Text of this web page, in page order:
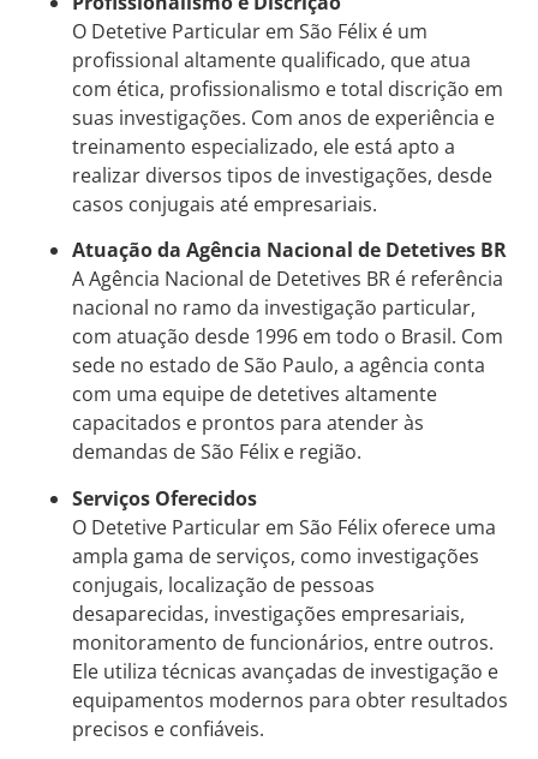
O Detetive Particular em São Félix é um
profissional altamente qualificado, que atua
com ética, profissionalismo e total discrição em
suas investigações. Com anos de experiência e
treinamento especializado, ele está apto a
realizar diversos tipos de investigações, desde
casos conjugais até empresariais.
Atuação da Agência Nacional de Detetives BR
A Agência Nacional de Detetives BR é referência
nacional no ramo da investigação particular,
com atuação desde 1996 em todo o Brasil. Com
sede no estado de São Paulo, a agência conta
com uma equipe de detetives altamente
capacitados e prontos para atender às
demandas de São Félix e região.
Serviços Oferecidos
O Detetive Particular em São Félix oferece uma
ampla gama de serviços, como investigações
conjugais, localização de pessoas
desaparecidas, investigações empresariais,
monitoramento de funcionários, entre outros.
Ele utiliza técnicas avançadas de investigação e
equipamentos modernos para obter resultados
precisos e confiáveis.